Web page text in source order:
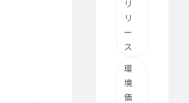
リ
リ
ー
ス
環
境
価